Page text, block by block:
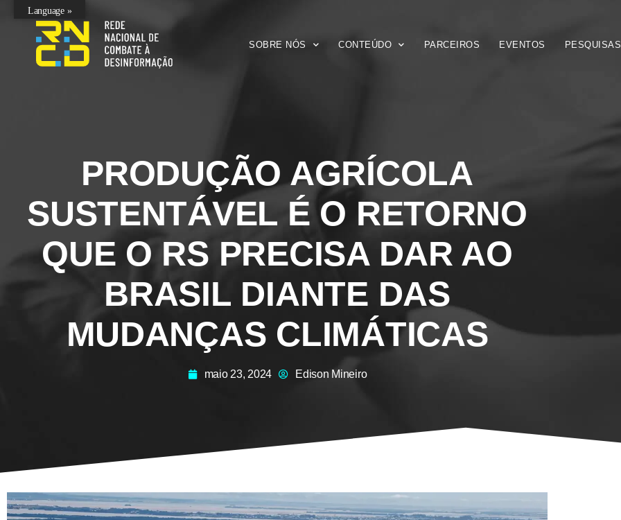
SOBRE NÓS CONTEÚDO PARCEIROS EVENTOS PESQUISAS
PRODUÇÃO AGRÍCOLA
SUSTENTÁVEL É O RETORNO
QUE O RS PRECISA DAR AO
BRASIL DIANTE DAS
MUDANÇAS CLIMÁTICAS
maio 23, 2024 Edison Mineiro
Language »